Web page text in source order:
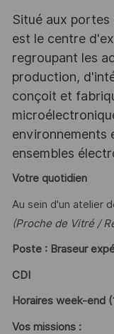
Situé aux portes
est le centre
regroupant les
production,
conçoit et
environnements
ensembles
Votre quotidien
Au sein d'un atelier
(Proche de Vitré /
Poste : Braseur
CDI
Horaires week-end
Vos missions :